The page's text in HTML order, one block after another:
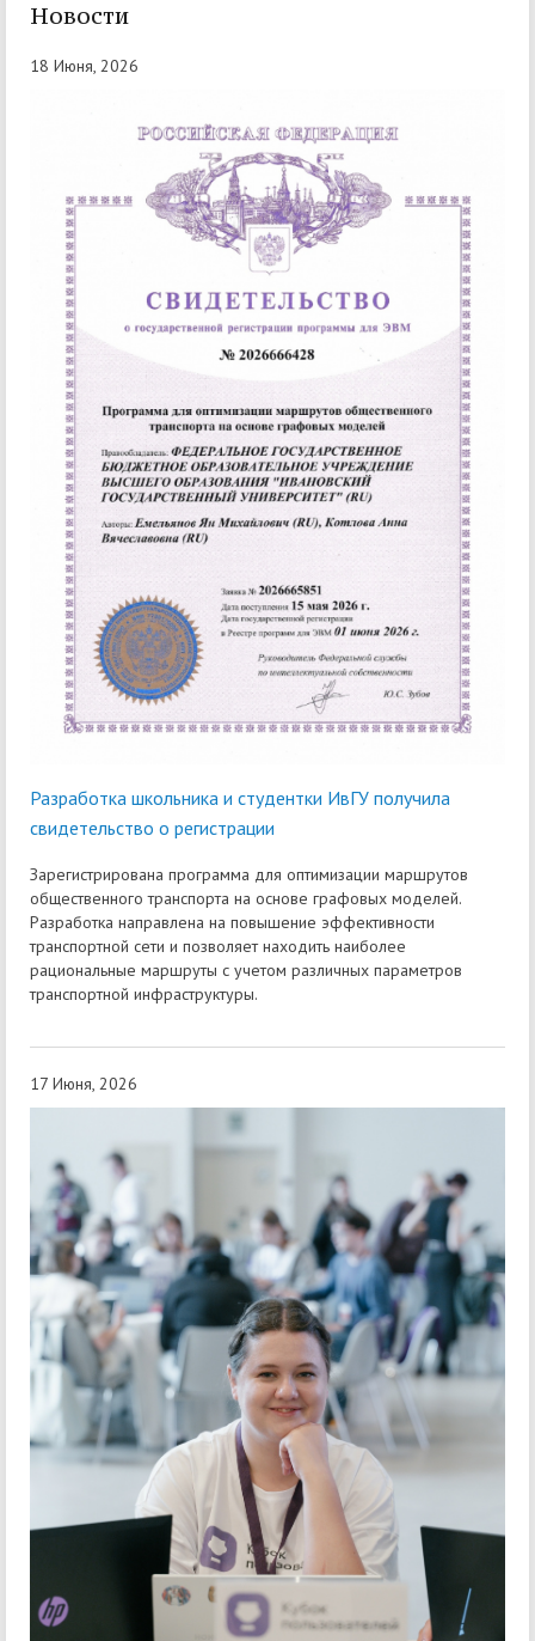
Новости
18 Июня, 2026
Разработка школьника и студентки ИвГУ получила
свидетельство о регистрации
Зарегистрирована программа для оптимизации маршрутов
общественного транспорта на основе графовых моделей.
Разработка направлена на повышение эффективности
транспортной сети и позволяет находить наиболее
рациональные маршруты с учетом различных параметров
транспортной инфраструктуры.
17 Июня, 2026